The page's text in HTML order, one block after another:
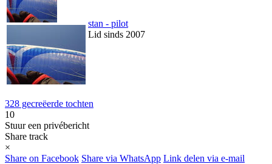
stan - pilot
Lid sinds 2007
328 gecreëerde tochten
10
Stuur een privébericht
Share track
×
Share on Facebook Share via WhatsApp Link delen via e-mail